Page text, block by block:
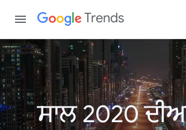
Trends
ਸਾਲ 2020